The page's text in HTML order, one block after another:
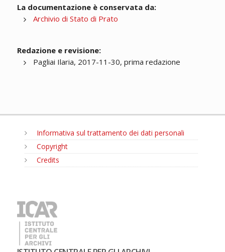
La documentazione è conservata da:
Archivio di Stato di Prato
Redazione e revisione:
Pagliai Ilaria, 2017-11-30, prima redazione
Informativa sul trattamento dei dati personali
Copyright
Credits